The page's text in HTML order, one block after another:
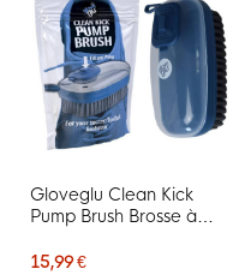
Gloveglu Clean Kick
Pump Brush Brosse à
15,99 €